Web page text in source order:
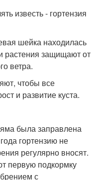
известь - гортензия
шейка находилась
растения защищают от
ветра.
чтобы все
и развитие куста.
была заправлена
гортензию не
регулярно вносят.
первую подкормку
с